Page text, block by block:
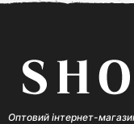
Оптовий інтернет-